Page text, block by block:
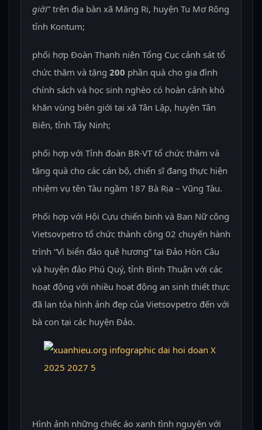
giới” trên địa bàn xã Măng Ri, huyện Tu Mơ Rông
tỉnh Kontum;
phối hợp Đoàn Thanh niên Tổng Cục cảnh sát tổ
chức thăm và tặng 200 phần quà cho gia đình
chính sách và học sinh nghèo có hoàn cảnh khó
khăn vùng biên giới tại xã Tân Lập, huyện Tân
Biên, tỉnh Tây Ninh;
phối hợp với Tỉnh đoàn BR-VT tổ chức thăm và
tặng quà cho các cán bộ, chiến sĩ đang thực hiện
nhiệm vụ tên Tàu ngầm 187 Bà Rịa – Vũng Tàu.
Phối hợp với Hội Cựu chiến binh và Ban Nữ công
Vietsovpetro tổ chức thành công 02 chuyến hành
trình “Vì biển đảo quê hương” tại Đảo Hòn Câu
và huyện đảo Phú Quý, tỉnh Bình Thuận với các
hoạt động với nhiều hoạt động an sinh thiết thực
đã lan tỏa hình ảnh đẹp của Vietsovpetro đến với
bà con tại các huyện Đảo.
Hình ảnh những chiếc áo xanh tình nguyện với